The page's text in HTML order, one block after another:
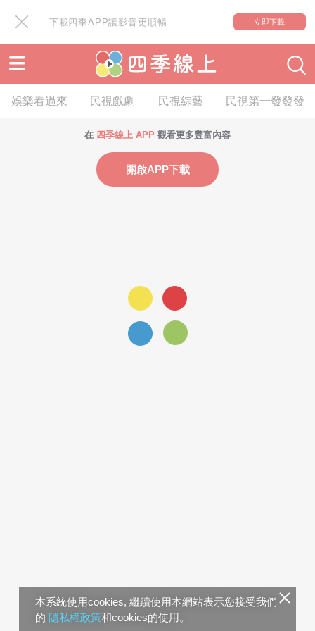
下載四季APP讓影音更順暢 立即下載
本系統使用cookies, 繼續使用本網站表示您接受我們
的 隱私權政策和cookies的使用。
娛樂看過來 民視戲劇 民視綜藝 民視第一發發發
在 四季線上 APP 觀看更多豐富內容
開啟APP下載